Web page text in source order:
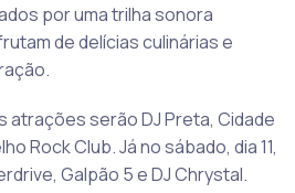
por uma trilha sonora
de delícias culinárias e
atrações serão DJ Preta, Cidade
Rock Club. Já no sábado, dia 11,
Galpão 5 e DJ Chrystal.